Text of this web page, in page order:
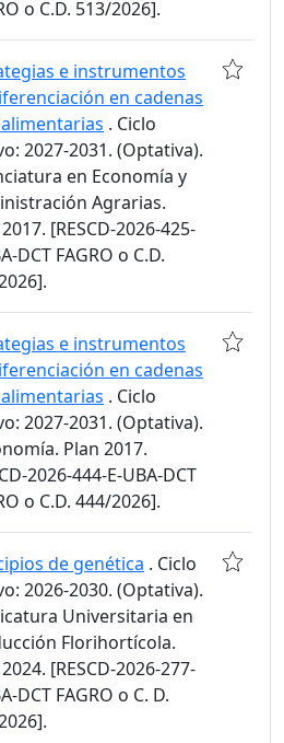
o C.D. 513/2026].
e instrumentos
en cadenas
. Ciclo
2027-2031. (Optativa).
en Economía y
Agrarias.
[RESCD-2026-425-
DCT FAGRO o C.D.
e instrumentos
en cadenas
. Ciclo
2027-2031. (Optativa).
Plan 2017.
2026-444-E-UBA-DCT
o C.D. 444/2026].
de genética . Ciclo
2026-2030. (Optativa).
Universitaria en
Florihortícola.
[RESCD-2026-277-
DCT FAGRO o C. D.